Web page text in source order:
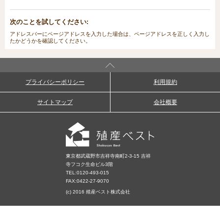
次のことを試してください:
アドレスバーにページアドレスを入力した場合は、ページアドレスを正しく入力し
たかどうかを確認してください。
プライバシーポリシー 利用規約
サイトマップ 会社概要
東京都武蔵野市吉祥寺南町2-3-15 吉祥
寺フコク生命ビル3階
TEL:0120-493-015
FAX:0422-27-9070
(c) 2016 殖産ベスト株式会社